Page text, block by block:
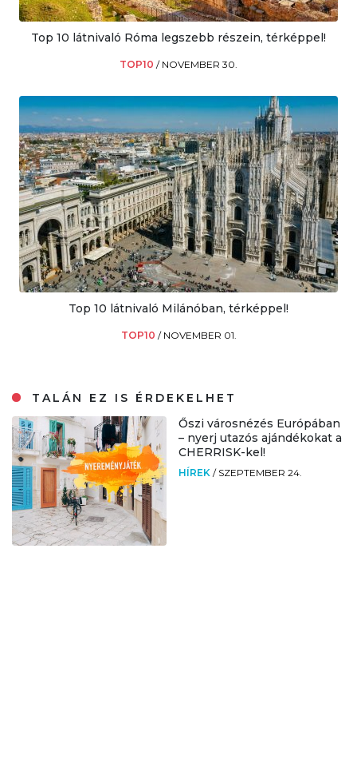
Top 10 látnivaló Róma legszebb részein, térképpel!
TOP10 / NOVEMBER 30.
Top 10 látnivaló Milánóban, térképpel!
TOP10 / NOVEMBER 01.
TALÁN EZ IS ÉRDEKELHET
Őszi városnézés Európában
– nyerj utazós ajándékokat a
CHERRISK-kel!
HÍREK / SZEPTEMBER 24.